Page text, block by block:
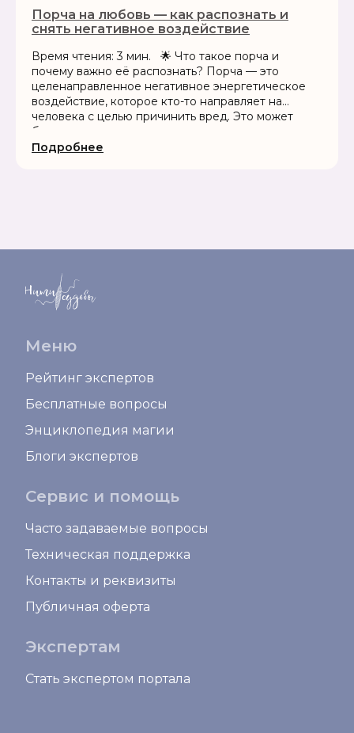
Порча на любовь — как распознать и
снять негативное воздействие
Время чтения: 3 мин. 🌟 Что такое порча и
почему важно её распознать? Порча — это
целенаправленное негативное энергетическое
воздействие, которое кто-то направляет на
человека с целью причинить вред. Это может
быть сделано через магические...
Подробнее
Меню
Рейтинг экспертов
Бесплатные вопросы
Энциклопедия магии
Блоги экспертов
Сервис и помощь
Часто задаваемые вопросы
Техническая поддержка
Контакты и реквизиты
Публичная оферта
Экспертам
Стать экспертом портала